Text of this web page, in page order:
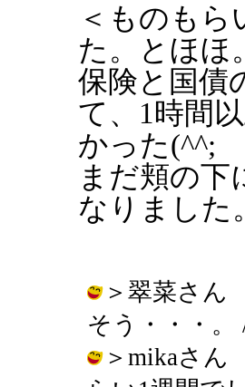
＜ものも
た。とほほ。
保険と国債
て、1時間
かった(^^;
まだ頬の下
なりました。
＞翠菜さん
そう・・・。
＞mikaさん